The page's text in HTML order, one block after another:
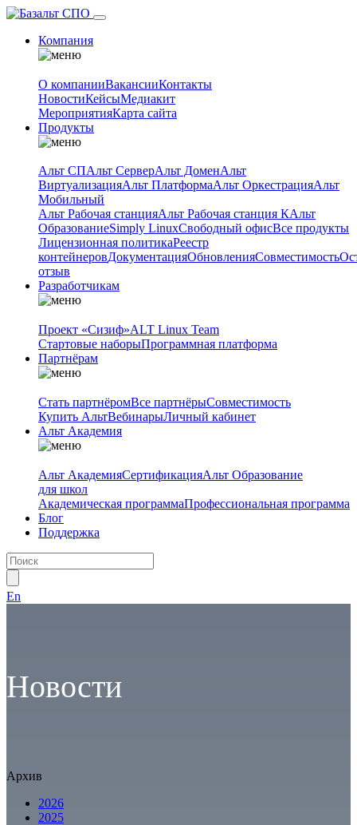
Компания
О компанииВакансииКонтакты
НовостиКейсыМедиакит
МероприятияКарта сайта
Продукты
Альт СПАльт СерверАльт ДоменАльт
ВиртуализацияАльт ПлатформаАльт ОркестрацияАльт
Мобильный
Альт Рабочая станцияАльт Рабочая станция КАльт
ОбразованиеSimply LinuxСвободный офисВсе продукты
Лицензионная политикаРеестр
контейнеровДокументацияОбновленияСовместимость
отзыв
Разработчикам
Проект «Сизиф»ALT Linux Team
Стартовые наборыПрограммная платформа
Партнёрам
Стать партнёромВсе партнёрыСовместимость
Купить АльтВебинарыЛичный кабинет
Альт Академия
Альт АкадемияСертификацияАльт Образование
для школ
Академическая программаПрофессиональная программа
Блог
Поддержка
En
Новости
Архив
2026
2025